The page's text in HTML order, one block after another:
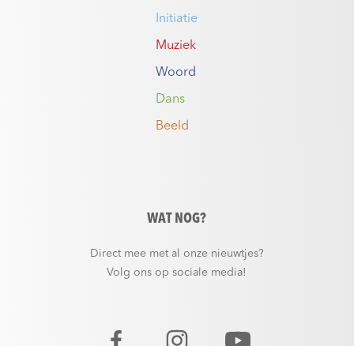
Initiatie
Muziek
Woord
Dans
Beeld
WAT NOG?
Direct mee met al onze nieuwtjes?
Volg ons op sociale media!